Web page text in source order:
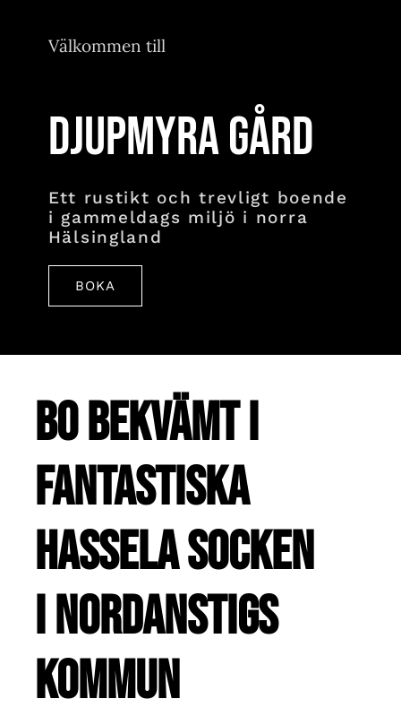
Välkommen till
DJUPMYRA GÅRD
Ett rustikt och trevligt boende
i gammeldags miljö i norra
Hälsingland
BOKA
Bo bekvämt i
fantastiska
Hassela socken
i Nordanstigs
kommun